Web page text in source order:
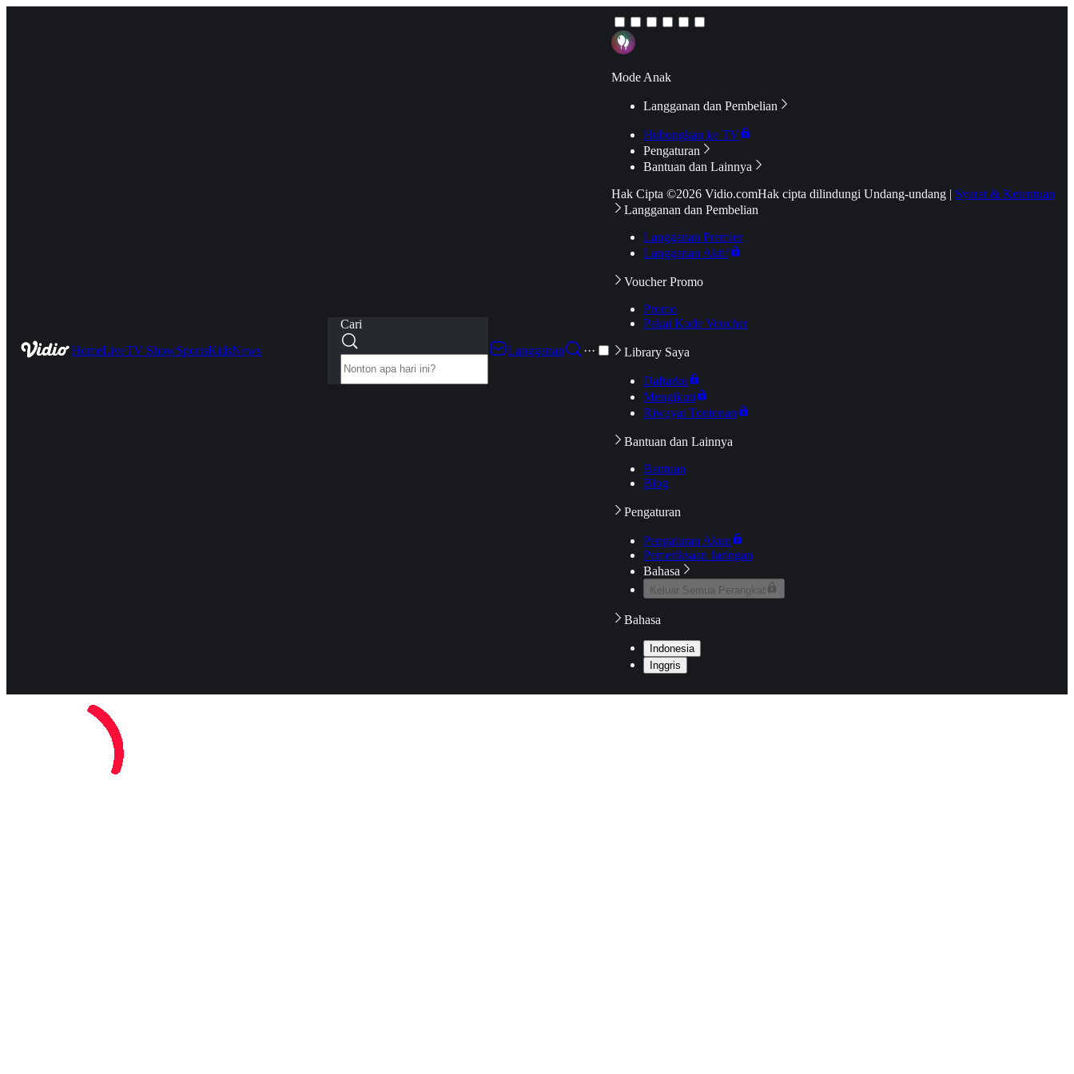
HomeLiveTV ShowSportsKidsNews
Cari
Langganan
···
Mode Anak
Langganan dan Pembelian
Hubungkan ke TV
Pengaturan
Bantuan dan Lainnya
Hak Cipta ©2026 Vidio.comHak cipta dilindungi Undang-undang | Syarat & Ketentuan
Langganan dan Pembelian
Langganan Premier
Langganan Aktif
Voucher Promo
Promo
Pakai Kode Voucher
Library Saya
Daftarku
Mengikuti
Riwayat Tontonan
Bantuan dan Lainnya
Bantuan
Blog
Pengaturan
Pengaturan Akun
Pemeriksaan Jaringan
Bahasa
Keluar Semua Perangkat
Bahasa
Indonesia
Inggris